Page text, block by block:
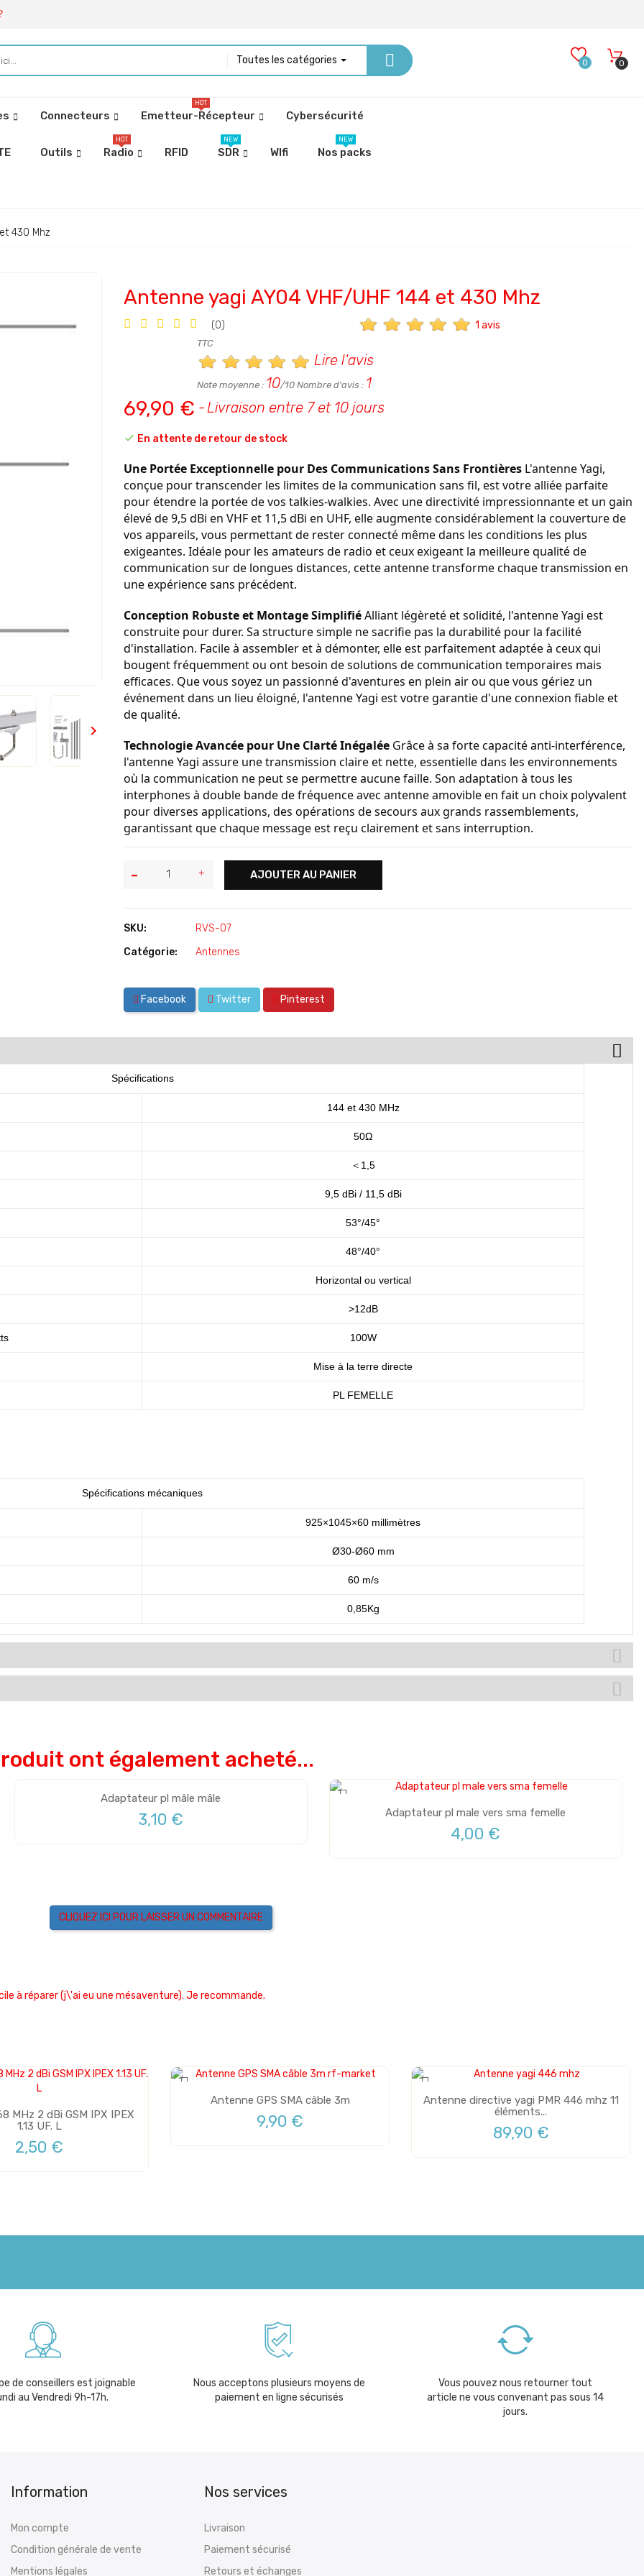
Toutes les catégories 0 0
Connecteurs Emetteur-Récepteur
HOT
Cybersécurité
Outils Radio
HOT
RFID SDR
NEW
WIfi Nos packs
NEW
430 Mhz

Antenne yagi AY04 VHF/UHF 144 et 430 Mhz
(0) 1 avis
69,90 €
TTC
Lire l'avis
Note moyenne : 10/10 Nombre d'avis : 1
Livraison entre 7 et 10 jours
 En attente de retour de stock
Une Portée Exceptionnelle pour Des Communications Sans FrontièresL'antenne Yagi,
conçue pour transcender les limites de la communication sans fil, est votre alliée parfaite
pour étendre la portée de vos talkies-walkies. Avec une directivité impressionnante et un gain
élevé de 9,5 dBi en VHF et 11,5 dBi en UHF, elle augmente considérablement la couverture de
vos appareils, vous permettant de rester connecté même dans les conditions les plus
exigeantes. Idéale pour les amateurs de radio et ceux exigeant la meilleure qualité de
communication sur de longues distances, cette antenne transforme chaque transmission en
une expérience sans précédent.
Conception Robuste et Montage SimplifiéAlliant légèreté et solidité, l'antenne Yagi est
construite pour durer. Sa structure simple ne sacrifie pas la durabilité pour la facilité
d'installation. Facile à assembler et à démonter, elle est parfaitement adaptée à ceux qui
bougent fréquemment ou ont besoin de solutions de communication temporaires mais
efficaces. Que vous soyez un passionné d'aventures en plein air ou que vous gériez un
événement dans un lieu éloigné, l'antenne Yagi est votre garantie d'une connexion fiable et
de qualité.
Technologie Avancée pour Une Clarté InégaléeGrâce à sa forte capacité anti-interférence,
l'antenne Yagi assure une transmission claire et nette, essentielle dans les environnements
où la communication ne peut se permettre aucune faille. Son adaptation à tous les
interphones à double bande de fréquence avec antenne amovible en fait un choix polyvalent
pour diverses applications, des opérations de secours aux grands rassemblements,
garantissant que chaque message est reçu clairement et sans interruption.
AJOUTER AU PANIER
SKU:
RVS-07
Catégorie:
Antennes
Facebook Twitter Pinterest
Spécifications
144 et 430 MHz
50Ω
＜1,5
9,5 dBi / 11,5 dBi
53°/45°
48°/40°
Horizontal ou vertical
>12dB
100W
Mise à la terre directe
PL FEMELLE
Spécifications mécaniques
925×1045×60 millimètres
Ø30-Ø60 mm
60 m/s
0,85Kg
ont également acheté...
Adaptateur pl mâle mâle
3,10 € Adaptateur pl male vers sma femelle
4,00 €
CLIQUEZ ICI POUR LAISSER UN COMMENTAIRE
à réparer (j\'ai eu une mésaventure). Je recommande.
MHz 2 dBi GSM IPX IPEX
1.13 UF. L
2,50 €
Antenne GPS SMA câble 3m
9,90 €
Antenne directive yagi PMR 446 mhz 11
éléments...
89,90 €
de conseillers est joignable
au Vendredi 9h-17h.
Nous acceptons plusieurs moyens de
paiement en ligne sécurisés
Vous pouvez nous retourner tout
article ne vous convenant pas sous 14
jours.
Information
Mon compte
Condition générale de vente
Mentions légales
Nos services
Livraison
Paiement sécurisé
Retours et échanges